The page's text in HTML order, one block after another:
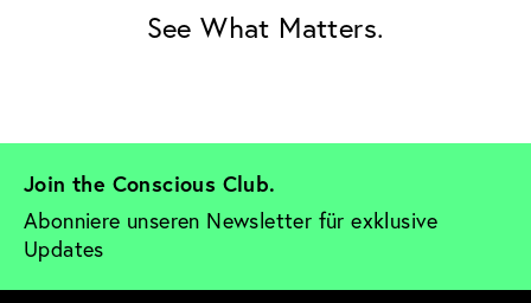
See What Matters.
Join the Conscious Club.
Abonniere unseren Newsletter für exklusive
Updates